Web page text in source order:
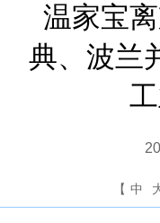
温家宝
典、波兰
【 中